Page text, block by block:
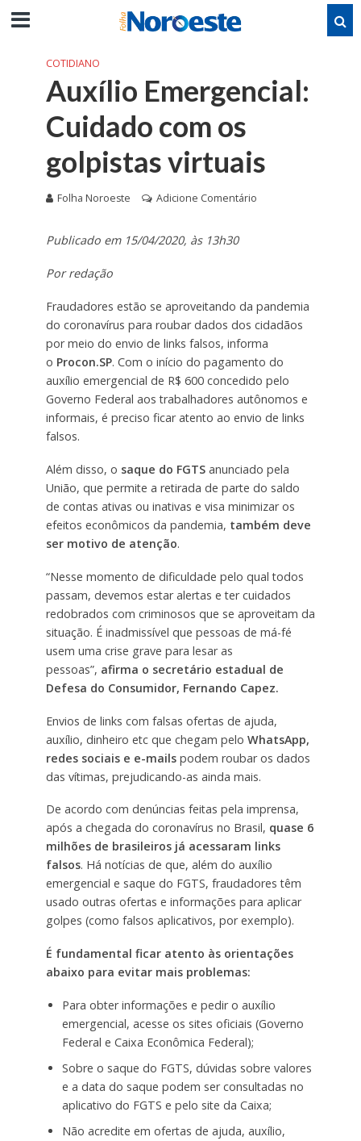
COTIDIANO
Auxílio Emergencial:
Cuidado com os
golpistas virtuais
Folha Noroeste Adicione Comentário
Publicado em 15/04/2020, às 13h30
Por redação
Fraudadores estão se aproveitando da pandemia
do coronavírus para roubar dados dos cidadãos
por meio do envio de links falsos, informa
o Procon.SP. Com o início do pagamento do
auxílio emergencial de R$ 600 concedido pelo
Governo Federal aos trabalhadores autônomos e
informais, é preciso ficar atento ao envio de links
falsos.
Além disso, o saque do FGTSanunciado pela
União, que permite a retirada de parte do saldo
de contas ativas ou inativas e visa minimizar os
efeitos econômicos da pandemia, também deve
ser motivo de atenção.
“Nesse momento de dificuldade pelo qual todos
passam, devemos estar alertas e ter cuidados
redobrados com criminosos que se aproveitam da
situação. É inadmissível que pessoas de má-fé
usem uma crise grave para lesar as
pessoas”, afirma o secretário estadual de
Defesa do Consumidor, Fernando Capez.
Envios de links com falsas ofertas de ajuda,
auxílio, dinheiro etc que chegam pelo WhatsApp,
redes sociais e e-mailspodem roubar os dados
das vítimas, prejudicando-as ainda mais.
De acordo com denúncias feitas pela imprensa,
após a chegada do coronavírus no Brasil, quase 6
milhões de brasileiros já acessaram links
falsos. Há notícias de que, além do auxílio
emergencial e saque do FGTS, fraudadores têm
usado outras ofertas e informações para aplicar
golpes (como falsos aplicativos, por exemplo).
É fundamental ficar atento às orientações
abaixo para evitar mais problemas:
Para obter informações e pedir o auxílio
emergencial, acesse os sites oficiais (Governo
Federal e Caixa Econômica Federal);
Sobre o saque do FGTS, dúvidas sobre valores
e a data do saque podem ser consultadas no
aplicativo do FGTS e pelo site da Caixa;
Não acredite em ofertas de ajuda, auxílio,